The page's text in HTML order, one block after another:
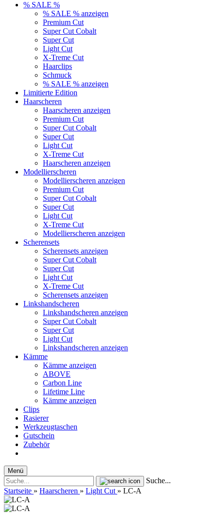
% SALE %
% SALE % anzeigen
Premium Cut
Super Cut Cobalt
Super Cut
Light Cut
X-Treme Cut
Haarclips
Schmuck
% SALE % anzeigen
Limitierte Edition
Haarscheren
Haarscheren anzeigen
Premium Cut
Super Cut Cobalt
Super Cut
Light Cut
X-Treme Cut
Haarscheren anzeigen
Modellierscheren
Modellierscheren anzeigen
Premium Cut
Super Cut Cobalt
Super Cut
Light Cut
X-Treme Cut
Modellierscheren anzeigen
Scherensets
Scherensets anzeigen
Super Cut Cobalt
Super Cut
Light Cut
X-Treme Cut
Scherensets anzeigen
Linkshandscheren
Linkshandscheren anzeigen
Super Cut Cobalt
Super Cut
Light Cut
Linkshandscheren anzeigen
Kämme
Kämme anzeigen
ABOVE
Carbon Line
Lifetime Line
Kämme anzeigen
Clips
Rasierer
Werkzeugtaschen
Gutschein
Zubehör
Menü
Suche...
Startseite » Haarscheren » Light Cut » LC-A